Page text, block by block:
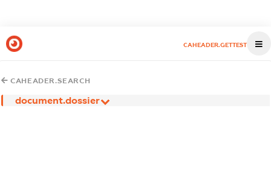
CAHEADER.GETTEST
CAHEADER.SEARCH
document.dossier